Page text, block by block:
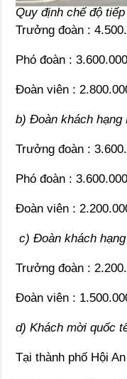
Quy định chế độ
Trưởng đoàn :
Phó đoàn :
Đoàn viên :
b) Đoàn khách hạng
Trưởng đoàn :
Phó đoàn :
Đoàn viên :
c) Đoàn khách
Trưởng đoàn :
Đoàn viên :
d) Khách mời quốc
Tại thành phố Hội